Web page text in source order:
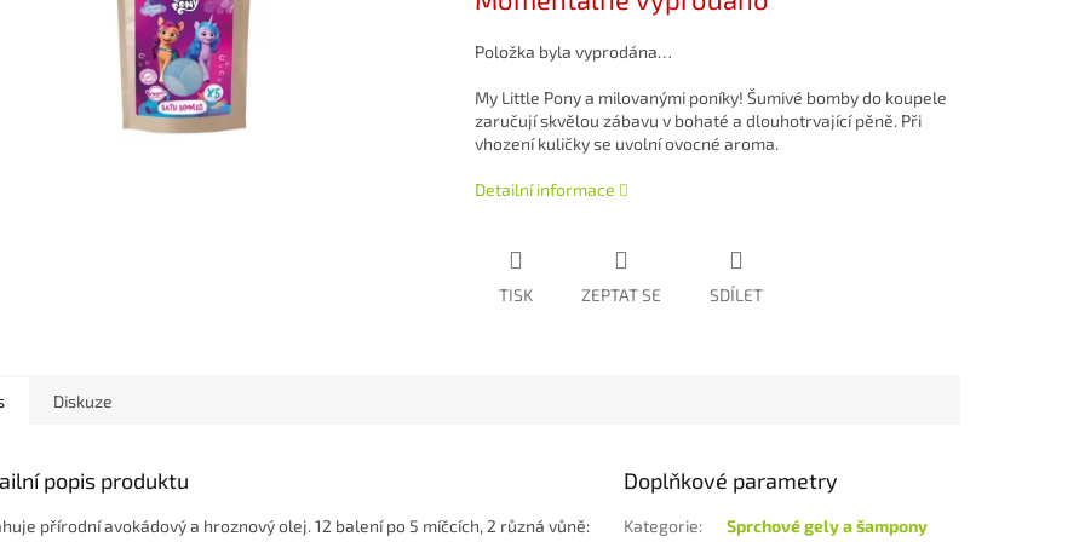
Položka byla vyprodána…
My Little Pony a milovanými poníky! Šumivé bomby do koupele
zaručují skvělou zábavu v bohaté a dlouhotrvající pěně. Při
vhození kuličky se uvolní ovocné aroma.
Detailní informace
TISK ZEPTAT SE SDÍLET
Diskuze
popis produktu
přírodní avokádový a hroznový olej. 12 balení po 5 míčcích, 2 různá vůně:
Doplňkové parametry
Kategorie: Sprchové gely a šampony